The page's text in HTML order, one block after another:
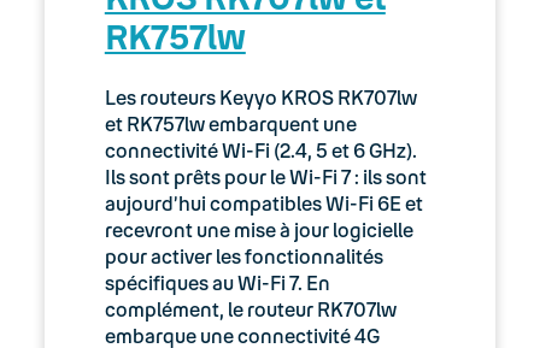
03. Accès Internet
04. Téléphonie fixe
05. Téléphonie Mobile
06. Cybersécurité
Keyyo Connect
Keyyo Visio
RK757lw
Les routeurs Keyyo KROS RK707lw
et RK757lw embarquent une
connectivité Wi-Fi (2.4, 5 et 6 GHz).
Ils sont prêts pour le Wi-Fi 7 : ils sont
aujourd’hui compatibles Wi-Fi 6E et
recevront une mise à jour logicielle
pour activer les fonctionnalités
spécifiques au Wi-Fi 7. En
complément, le routeur RK707lw
embarque une connectivité 4G